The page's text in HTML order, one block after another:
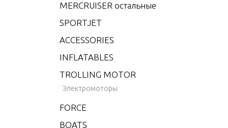
MERCRUISER остальные
SPORTJET
ACCESSORIES
INFLATABLES
TROLLING MOTOR
Электромоторы
FORCE
BOATS